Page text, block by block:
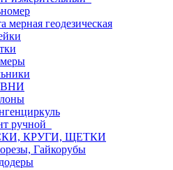
мерная геодезическая
ручной
КРУГИ, ЩЕТКИ
Гайкорубы